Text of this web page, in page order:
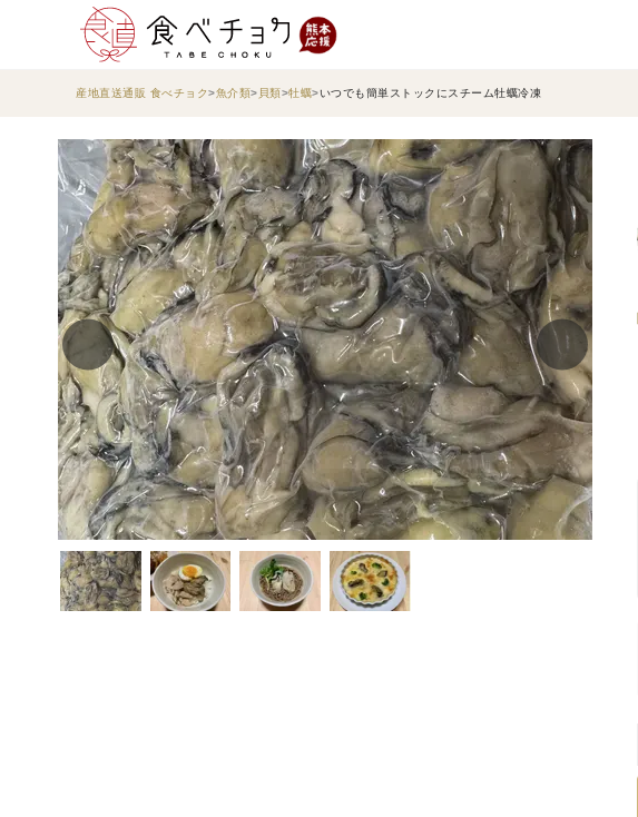
産地直送通販 食べチョク 魚介類 貝類 牡蠣 いつでも簡単ストックにスチーム牡蠣冷凍